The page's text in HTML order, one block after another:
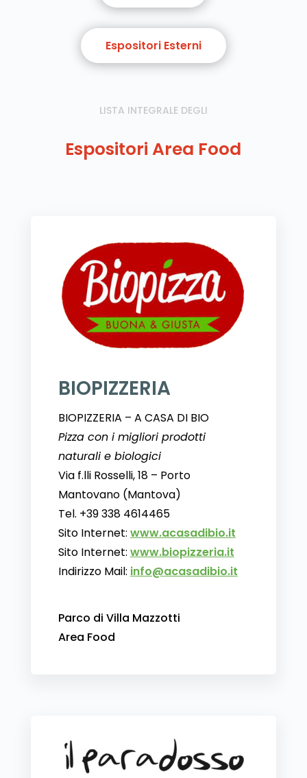
Espositori Esterni
LISTA INTEGRALE DEGLI
Espositori Area Food
BIOPIZZERIA
BIOPIZZERIA – A CASA DI BIO
Pizza con i migliori prodotti
naturali e biologici
Via f.lli Rosselli, 18 – Porto
Mantovano (Mantova)
Tel. +39 338 4614465
Sito Internet: www.acasadibio.it
Sito Internet: www.biopizzeria.it
Indirizzo Mail: info@acasadibio.it
Parco di Villa Mazzotti
Area Food